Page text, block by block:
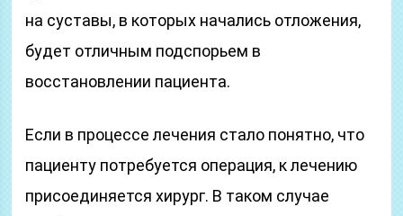
на суставы, в которых начались отложения,
будет отличным подспорьем в
восстановлении пациента.
Если в процессе лечения стало понятно, что
пациенту потребуется операция, к лечению
присоединяется хирург. В таком случае